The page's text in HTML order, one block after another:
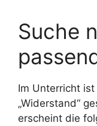
Suche
Im Unterricht
„Widerstand“
erscheint die